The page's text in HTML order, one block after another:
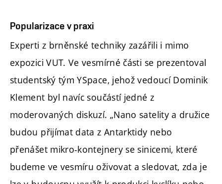
Popularizace v praxi
Experti z brněnské techniky zazářili i mimo
expozici VUT. Ve vesmírné části se prezentoval
studentský tým YSpace, jehož vedoucí Dominik
Klement byl navíc součástí jedné z
moderovaných diskuzí. „Nano satelity a družice
budou přijímat data z Antarktidy nebo
přenášet mikro-kontejnery se sinicemi, které
budeme ve vesmíru oživovat a sledovat, zda je